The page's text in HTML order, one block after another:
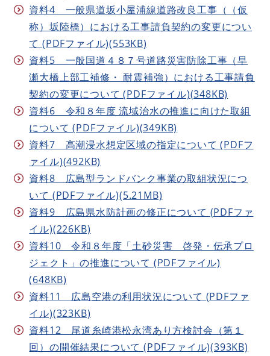
資料4 一般県道坂小屋浦線道路改良工事（（仮
称）坂陸橋）における工事請負契約の変更につい
て (PDFファイル)(553KB)
資料5 一般国道４８７号道路災害防除工事（早
瀬大橋上部工補修・ 耐震補強）における工事請負
契約の変更について (PDFファイル)(348KB)
資料6 令和８年度 流域治水の推進に向けた取組
について (PDFファイル)(349KB)
資料7 高潮浸水想定区域の指定について (PDFフ
ァイル)(492KB)
資料8 広島型ランドバンク事業の取組状況につ
いて (PDFファイル)(5.21MB)
資料9 広島県水防計画の修正について (PDFファ
イル)(226KB)
資料10 令和８年度「土砂災害 啓発・伝承プロ
ジェクト」の推進について (PDFファイル)
(648KB)
資料11 広島空港の利用状況について (PDFファ
イル)(323KB)
資料12 尾道糸崎港松永湾あり方検討会（第１
回）の開催結果について (PDFファイル)(393KB)